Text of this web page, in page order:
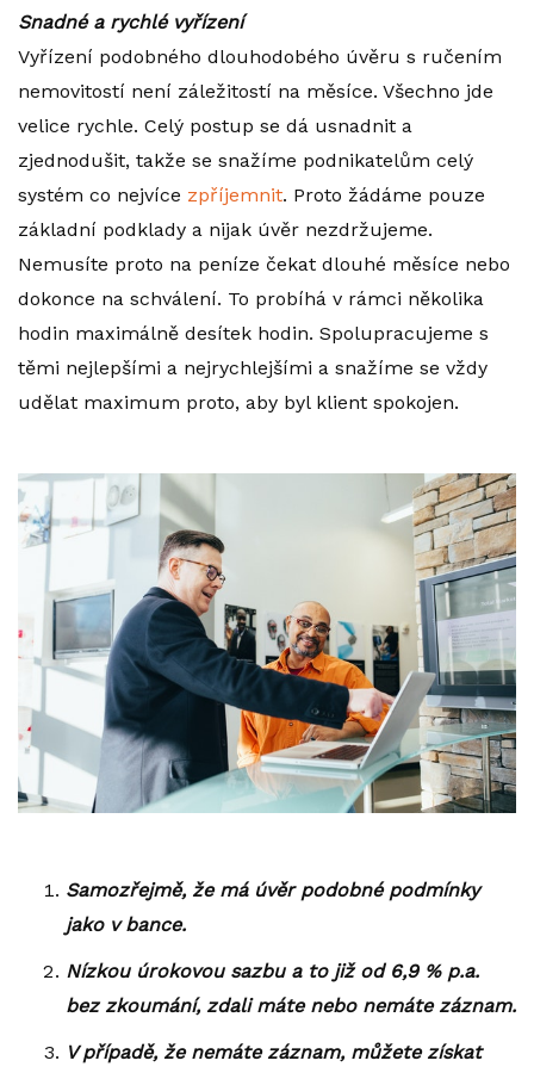
Snadné a rychlé vyřízení
Vyřízení podobného dlouhodobého úvěru s ručením
nemovitostí není záležitostí na měsíce. Všechno jde
velice rychle. Celý postup se dá usnadnit a
zjednodušit, takže se snažíme podnikatelům celý
systém co nejvíce zpříjemnit. Proto žádáme pouze
základní podklady a nijak úvěr nezdržujeme.
Nemusíte proto na peníze čekat dlouhé měsíce nebo
dokonce na schválení. To probíhá v rámci několika
hodin maximálně desítek hodin. Spolupracujeme s
těmi nejlepšími a nejrychlejšími a snažíme se vždy
udělat maximum proto, aby byl klient spokojen.
Samozřejmě, že má úvěr podobné podmínky
jako v bance.
Nízkou úrokovou sazbu a to již od 6,9 % p.a.
bez zkoumání, zdali máte nebo nemáte záznam.
V případě, že nemáte záznam, můžete získat